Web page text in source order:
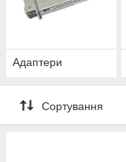
Адаптери
Сортування